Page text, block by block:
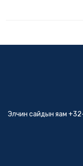
Элчин сайдын яам